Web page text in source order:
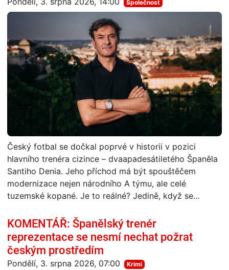
Společnost
Český fotbal se dočkal poprvé v historii v pozici
hlavního trenéra cizince – dvaapadesátiletého Španěla
Santiho Denia. Jeho příchod má být spouštěčem
modernizace nejen národního A týmu, ale celé
tuzemské kopané. Je to reálné? Jedině, když se...
KOMENTÁŘ: Španělský trenér
reprezentace se nesmí nechat požrat
českým prostředím
Pondělí, 3. srpna 2026, 07:00 Krimi